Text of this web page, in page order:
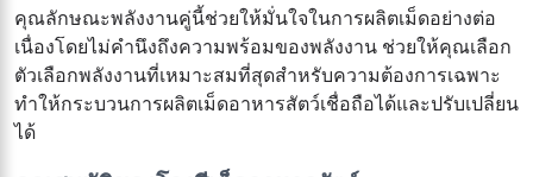
คุณลักษณะพลังงานคู่นี้ช่วยให้มั่นใจในการผลิตเม็ดอย่างต่อ
เนื่องโดยไม่คำนึงถึงความพร้อมของพลังงาน ช่วยให้คุณเลือก
ตัวเลือกพลังงานที่เหมาะสมที่สุดสำหรับความต้องการเฉพาะ
ทำให้กระบวนการผลิตเม็ดอาหารสัตว์เชื่อถือได้และปรับเปลี่ยน
ได้